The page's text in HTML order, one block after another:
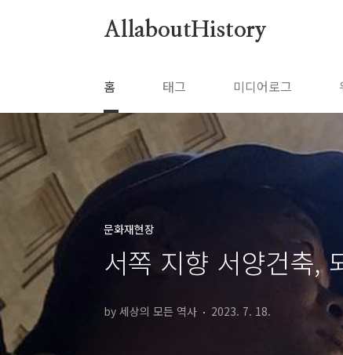
AllaboutHistory
홈 태그 미디어로그
문화재현장
서쪽 지향 서양건축,
by 세상의 모든 역사 2023. 7. 18.